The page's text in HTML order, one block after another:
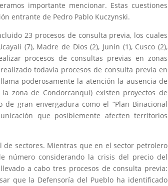
importante mencionar. Estas cuestiones
entrante de Pedro Pablo Kuczynski.
23 procesos de consulta previa, los cuales
(7), Madre de Dios (2), Junín (1), Cusco (2),
procesos de consultas previas en zonas
todavía procesos de consulta previa en
poderosamente la atención la ausencia de
zona de Condorcanqui) existen proyectos de
gran envergadura como el “Plan Binacional
que posiblemente afecten territorios
sectores. Mientras que en el sector petrolero
número considerando la crisis del precio del
a cabo tres procesos de consulta previa:
que la Defensoría del Pueblo ha identificado